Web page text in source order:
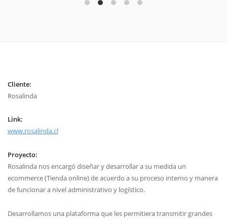
Cliente:
Rosalinda
Link:
www.rosalinda.cl
Proyecto:
Rosalinda nos encargó diseñar y desarrollar a su medida un
ecommerce (Tienda online) de acuerdo a su proceso interno y manera
de funcionar a nivel administrativo y logístico.
Desarrollamos una plataforma que les permitiera transmitir grandes